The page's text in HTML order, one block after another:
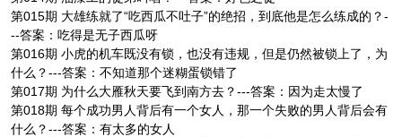
第015期 大雄练就了“吃西瓜不吐子”的绝招，到底他是怎么练成的？-
--答案：吃得是无子西瓜呀
第016期 小虎的机车既没有锁，也没有违规，但是仍然被锁上了，为
什么？---答案：不知道那个迷糊蛋锁错了
第017期 为什么大雁秋天要飞到南方去？---答案：因为走太慢了
第018期 每个成功男人背后有一个女人，那一个失败的男人背后会有
什么？---答案：有太多的女人